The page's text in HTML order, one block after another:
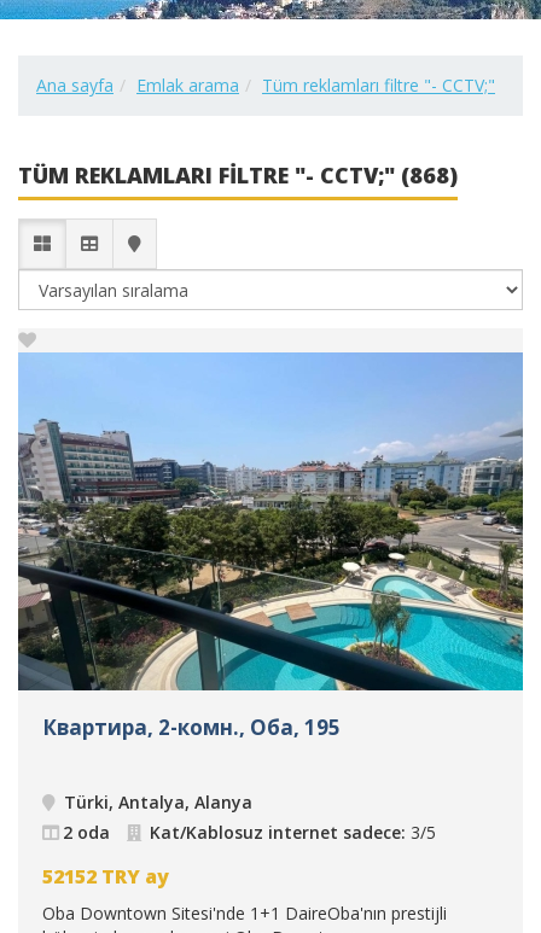
Ana sayfa Emlak arama Tüm reklamları filtre "- CCTV;"
TÜM REKLAMLARI FILTRE "- CCTV;" (868)
Квартира, 2-комн., Оба, 195
Türki, Antalya, Alanya
2 oda
Kat/Kablosuz internet sadece: 3/5
52152 TRY ay
Oba Downtown Sitesi'nde 1+1 DaireOba'nın prestijli